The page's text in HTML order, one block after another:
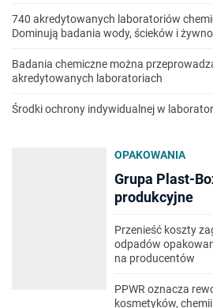
740 akredytowanych laboratoriów
Dominują badania wody, ścieków i
Badania chemiczne można
akredytowanych laboratoriach
Środki ochrony indywidualnej w
OPAKOWANIA
Grupa Plast-
produkcyjne
Przenieść koszty
odpadów
na producentów
PPWR oznacza
kosmetyków,